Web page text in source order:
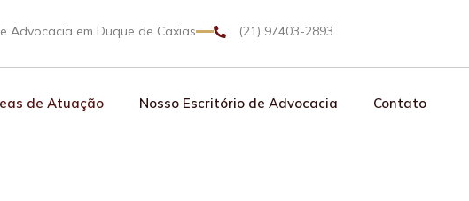
Advocacia em Duque de Caxias (21) 97403-2893
de Atuação Nosso Escritório de Advocacia Contato